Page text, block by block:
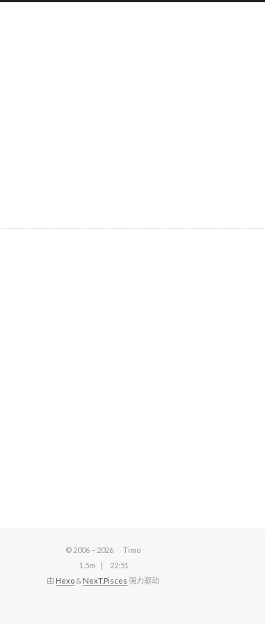
© 2006 – 2026
Timo
1.5m
22:51
由 Hexo & NexT.Pisces 强力驱动